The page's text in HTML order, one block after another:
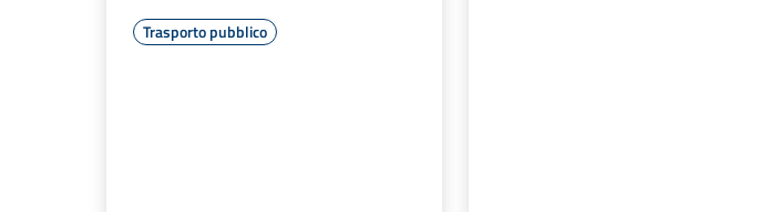
Trasporto pubblico